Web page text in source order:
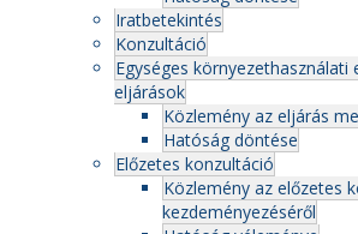
Iratbetekintés
Konzultáció
Egységes környezethasználati
eljárások
Közlemény az eljárás
Hatóság döntése
Előzetes konzultáció
Közlemény az előzetes
kezdeményezéséről